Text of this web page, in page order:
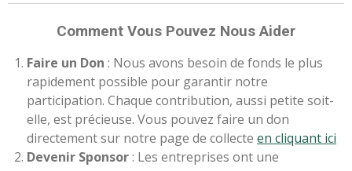
Comment Vous Pouvez Nous Aider
Faire un Don : Nous avons besoin de fonds le plus
rapidement possible pour garantir notre
participation. Chaque contribution, aussi petite soit-
elle, est précieuse. Vous pouvez faire un don
directement sur notre page de collecte en cliquant ici
Devenir Sponsor: Les entreprises ont une